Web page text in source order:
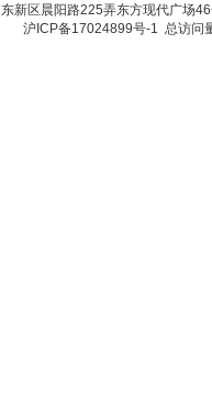
新区晨阳路225弄东方现代广场
沪ICP备17024899号-1 总访问